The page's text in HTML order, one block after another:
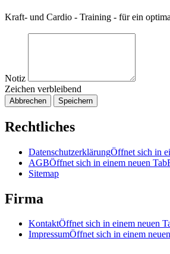
Kraft- und Cardio - Training - für ein
Notiz
Zeichen verbleibend
Abbrechen Speichern
Rechtliches
DatenschutzerklärungÖffnet sich in
AGBÖffnet sich in einem neuen Tab
Sitemap
Firma
KontaktÖffnet sich in einem neuen
ImpressumÖffnet sich in einem